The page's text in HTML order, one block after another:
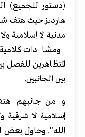
(دستور للجميع)
هارديز حيث هتف
مدنية لا إسلامية
ومشادات
المتظاهرين
بين الجانبين.
و من جانبهم
إسلامية لا شرقية
الله". وحاول بعض